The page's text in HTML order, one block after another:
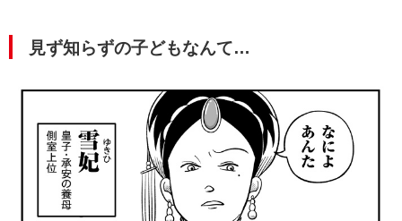
見ず知らずの子どもなんて…